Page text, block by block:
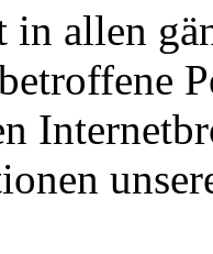
in allen